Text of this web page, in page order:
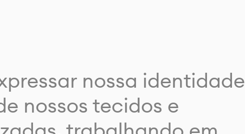
nossa identidade
nossos tecidos e